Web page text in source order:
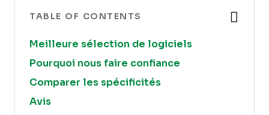
TABLE OF CONTENTS
Meilleure sélection de logiciels
Pourquoi nous faire confiance
Comparer les spécificités
Avis